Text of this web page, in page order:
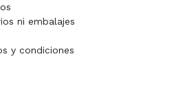
ni embalajes
y condiciones